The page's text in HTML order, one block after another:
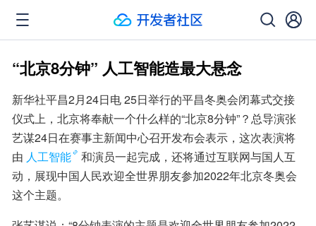
“北京8分钟” 人工智能造最大悬念
新华社平昌2月24日电 25日举行的平昌冬奥会闭幕式交接
仪式上，北京将奉献一个什么样的“北京8分钟”？总导演张
艺谋24日在赛事主新闻中心召开发布会表示，这次表演将
由 人工智能
和演员一起完成，还将通过互联网与国人互
动，展现中国人民欢迎全世界朋友参加2022年北京冬奥会
这个主题。